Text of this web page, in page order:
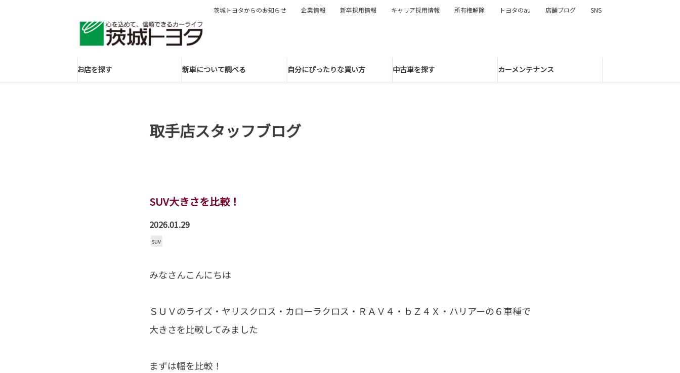
お店を探す 新車について調べる 自分にぴったりな買い方 中古車を探す カーメンテナンス
茨城トヨタからのお知らせ 企業情報 新卒採用情報 キャリア採用情報 所有権解除 トヨタのau 店舗ブログ SNS
取手店スタッフブログ
SUV大きさを比較！
2026.01.29
suv
みなさんこんにちは
ＳＵＶのライズ・ヤリスクロス・カローラクロス・ＲＡＶ４・ｂＺ４Ｘ・ハリアーの６車種で
大きさを比較してみました
まずは幅を比較！